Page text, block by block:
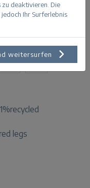
42 44
legs
zu deaktivieren. Die
Ihr Surferlebnis
weitersurfen